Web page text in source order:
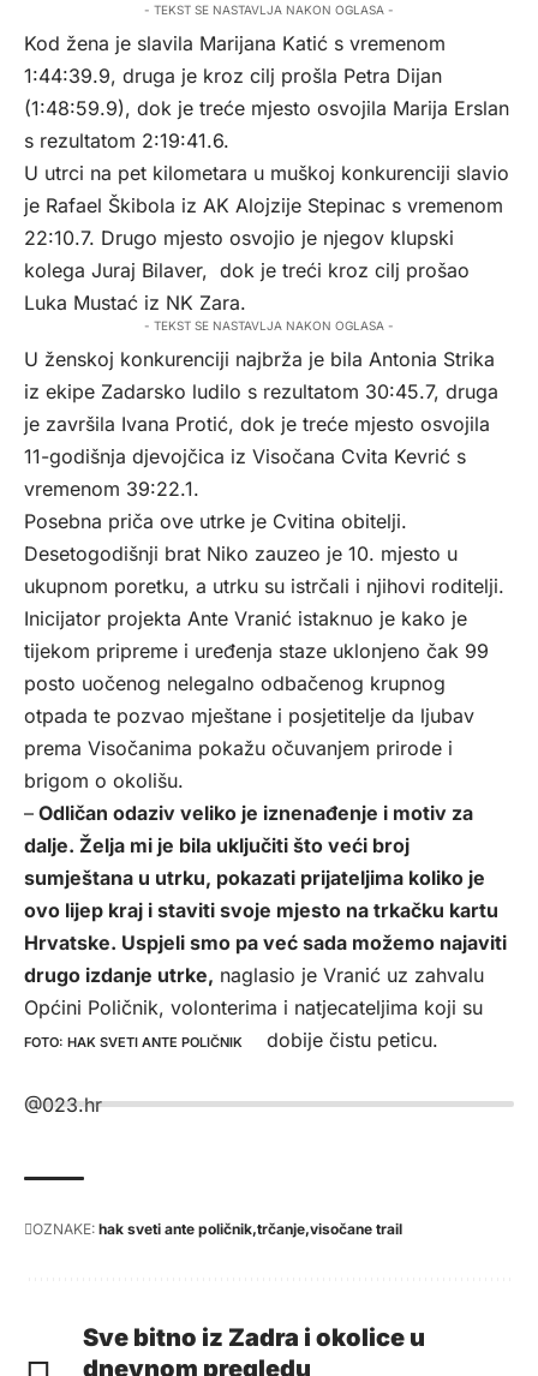
HAK SVETI ANTE POLIČNIK
- TEKST SE NASTAVLJA NAKON OGLASA -
Kod žena je slavila Marijana Katić s vremenom
1:44:39.9, druga je kroz cilj prošla Petra Dijan
(1:48:59.9), dok je treće mjesto osvojila Marija Erslan
s rezultatom 2:19:41.6.
U utrci na pet kilometara u muškoj konkurenciji slavio
je Rafael Škibola iz AK Alojzije Stepinac s vremenom
22:10.7. Drugo mjesto osvojio je njegov klupski
kolega Juraj Bilaver, dok je treći kroz cilj prošao
Luka Mustać iz NK Zara.
- TEKST SE NASTAVLJA NAKON OGLASA -
U ženskoj konkurenciji najbrža je bila Antonia Strika
iz ekipe Zadarsko ludilo s rezultatom 30:45.7, druga
je završila Ivana Protić, dok je treće mjesto osvojila
11-godišnja djevojčica iz Visočana Cvita Kevrić s
vremenom 39:22.1.
Posebna priča ove utrke je Cvitina obitelji.
Desetogodišnji brat Niko zauzeo je 10. mjesto u
ukupnom poretku, a utrku su istrčali i njihovi roditelji.
Inicijator projekta Ante Vranić istaknuo je kako je
tijekom pripreme i uređenja staze uklonjeno čak 99
posto uočenog nelegalno odbačenog krupnog
otpada te pozvao mještane i posjetitelje da ljubav
prema Visočanima pokažu očuvanjem prirode i
brigom o okolišu.
– Odličan odaziv veliko je iznenađenje i motiv za
dalje. Želja mi je bila uključiti što veći broj
sumještana u utrku, pokazati prijateljima koliko je
ovo lijep kraj i staviti svoje mjesto na trkačku kartu
Hrvatske. Uspjeli smo pa već sada možemo najaviti
drugo izdanje utrke, naglasio je Vranić uz zahvalu
Općini Poličnik, volonterima i natjecateljima koji su
pomogli da Visočane Trail dobije čistu peticu.
@023.hr
OZNAKE: hak sveti ante poličnik trčanje visočane trail
Sve bitno iz Zadra i okolice u
dnevnom pregledu